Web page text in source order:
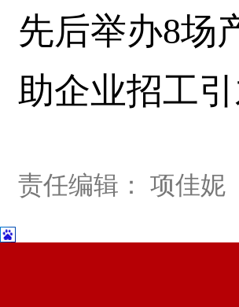
先后举办8场
助企业招工
责任编辑： 项佳妮